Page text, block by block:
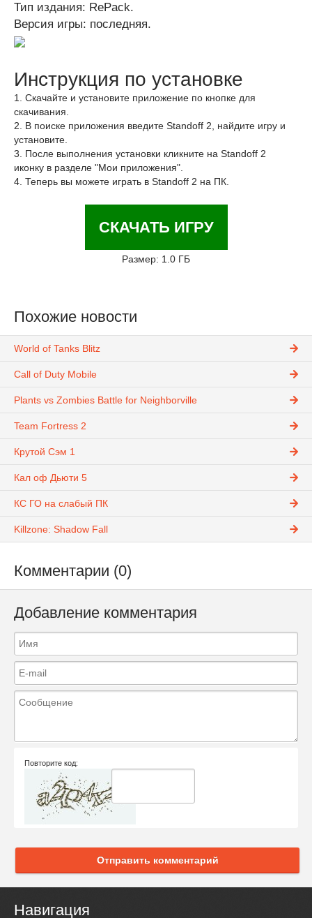
Тип издания: RePack.
Версия игры: последняя.
Инструкция по установке
1. Скачайте и установите приложение по кнопке для
скачивания.
2. В поиске приложения введите Standoff 2, найдите игру и
установите.
3. После выполнения установки кликните на Standoff 2
иконку в разделе "Мои приложения".
4. Теперь вы можете играть в Standoff 2 на ПК.
СКАЧАТЬ ИГРУ
Размер: 1.0 ГБ
Похожие новости
World of Tanks Blitz
Call of Duty Mobile
Plants vs Zombies Battle for Neighborville
Team Fortress 2
Крутой Сэм 1
Кал оф Дьюти 5
КС ГО на слабый ПК
Killzone: Shadow Fall
Комментарии (0)
Добавление комментария
Повторите код:
Отправить комментарий
Навигация